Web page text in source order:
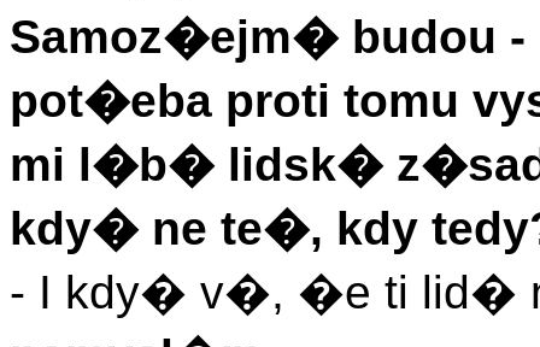
Samoz�ejm� budou
pot�eba proti tomu
mi l�b� lidsk�
kdy� ne te�, kdy
- I kdy� v�, �e ti lid�